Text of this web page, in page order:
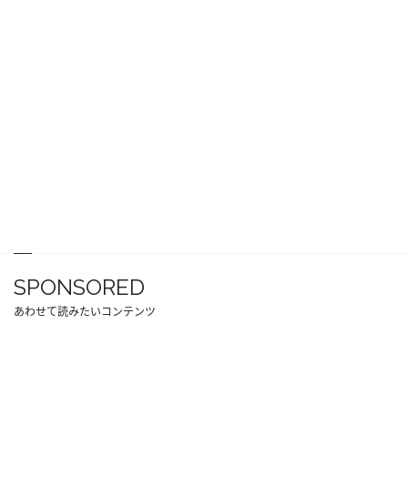
SPONSORED
あわせて読みたいコンテンツ